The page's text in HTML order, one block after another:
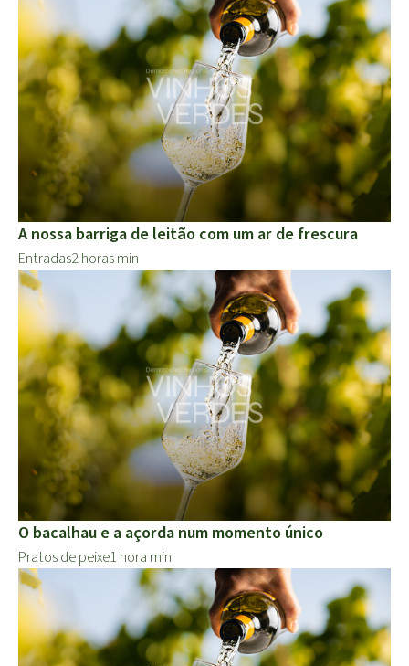
A nossa barriga de leitão com um ar de frescura
Entradas2 horas min
O bacalhau e a açorda num momento único
Pratos de peixe1 hora min